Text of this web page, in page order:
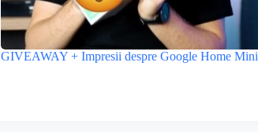
GIVEAWAY + Impresii despre Google Home Mini